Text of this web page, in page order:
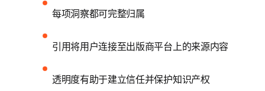
每项洞察都可完整归属
引用将用户连接至出版商平台上的来源内容
透明度有助于建立信任并保护知识产权